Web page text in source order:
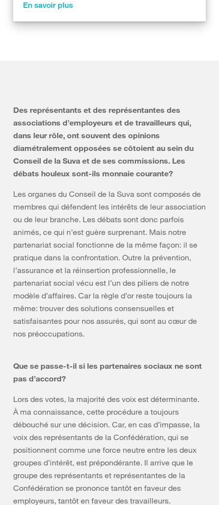
En savoir plus
Des représentants et des représentantes des
associations d’employeurs et de travailleurs qui,
dans leur rôle, ont souvent des opinions
diamétralement opposées se côtoient au sein du
Conseil de la Suva et de ses commissions. Les
débats houleux sont-ils monnaie courante?
Les organes du Conseil de la Suva sont composés de
membres qui défendent les intérêts de leur association
ou de leur branche. Les débats sont donc parfois
animés, ce qui n’est guère surprenant. Mais notre
partenariat social fonctionne de la même façon: il se
pratique dans la confrontation. Outre la prévention,
l’assurance et la réinsertion professionnelle, le
partenariat social vécu est l’un des piliers de notre
modèle d’affaires. Car la règle d’or reste toujours la
même: trouver des solutions consensuelles et
satisfaisantes pour nos assurés, qui sont au cœur de
nos préoccupations.
Que se passe-t-il si les partenaires sociaux ne sont
pas d’accord?
Lors des votes, la majorité des voix est déterminante.
À ma connaissance, cette procédure a toujours
débouché sur une décision. Car, en cas d’impasse, la
voix des représentants de la Confédération, qui se
positionnent comme une force neutre entre les deux
groupes d’intérêt, est prépondérante. Il arrive que le
groupe des représentants et représentantes de la
Confédération se prononce tantôt en faveur des
employeurs, tantôt en faveur des travailleurs.